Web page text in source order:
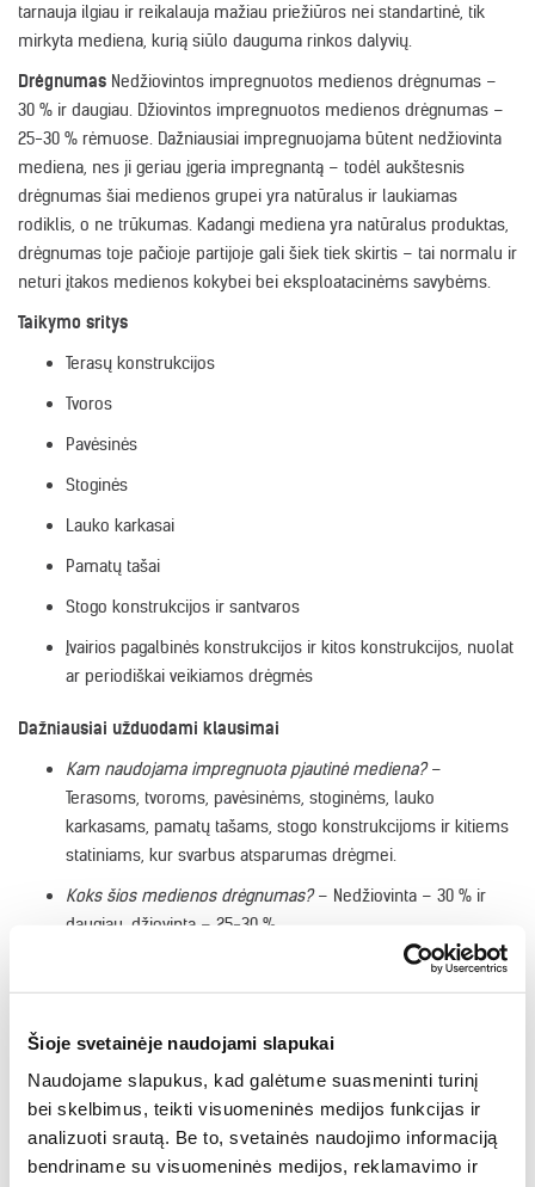
Šioje svetainėje naudojami slapukai
Naudojame slapukus, kad galėtume suasmeninti turinį
bei skelbimus, teikti visuomeninės medijos funkcijas ir
analizuoti srautą. Be to, svetainės naudojimo informaciją
bendriname su visuomeninės medijos, reklamavimo ir
tarnauja ilgiau ir reikalauja mažiau priežiūros nei standartinė, tik
mirkyta mediena, kurią siūlo dauguma rinkos dalyvių.
Drėgnumas Nedžiovintos impregnuotos medienos drėgnumas –
30 % ir daugiau. Džiovintos impregnuotos medienos drėgnumas –
25-30 % rėmuose. Dažniausiai impregnuojama būtent nedžiovinta
mediena, nes ji geriau įgeria impregnantą – todėl aukštesnis
drėgnumas šiai medienos grupei yra natūralus ir laukiamas
rodiklis, o ne trūkumas. Kadangi mediena yra natūralus produktas,
drėgnumas toje pačioje partijoje gali šiek tiek skirtis – tai normalu ir
neturi įtakos medienos kokybei bei eksploatacinėms savybėms.
Taikymo sritys
Terasų konstrukcijos
Tvoros
Pavėsinės
Stoginės
Lauko karkasai
Pamatų tašai
Stogo konstrukcijos ir santvaros
Įvairios pagalbinės konstrukcijos ir kitos konstrukcijos, nuolat
ar periodiškai veikiamos drėgmės
Dažniausiai užduodami klausimai
Kam naudojama impregnuota pjautinė mediena?–
Terasoms, tvoroms, pavėsinėms, stoginėms, lauko
karkasams, pamatų tašams, stogo konstrukcijoms ir kitiems
statiniams, kur svarbus atsparumas drėgmei.
Koks šios medienos drėgnumas?– Nedžiovinta – 30 % ir
daugiau, džiovinta – 25-30 %.
Kodėl dažniausiai impregnuojama nedžiovinta mediena?–
Nedžiovinta mediena geriau įgeria impregnantą, todėl
Ne, tai impregnuotos medienos grupės produktas – jis
visada tiekiamas impregnuotas.
Kuo giliuminė impregnacija geresnė už mirkymą?–